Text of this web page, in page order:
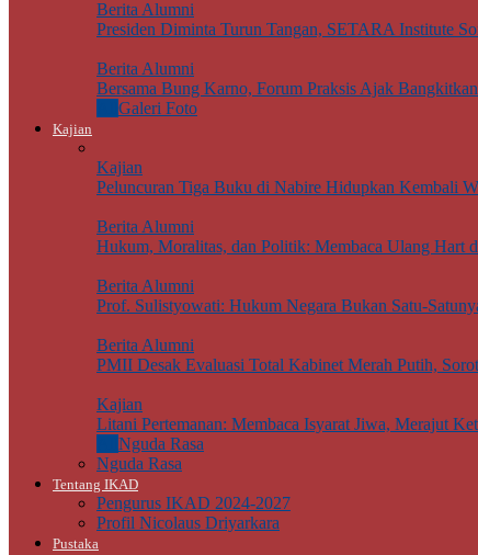
Berita Alumni
Presiden Diminta Turun Tangan, SETARA Institute
Berita Alumni
Bersama Bung Karno, Forum Praksis Ajak
Galeri Foto
Kajian
Kajian
Peluncuran Tiga Buku di Nabire Hidupkan Kembali
Berita Alumni
Hukum, Moralitas, dan Politik: Membaca Ulang Hart
Berita Alumni
Prof. Sulistyowati: Hukum Negara Bukan Satu-
Berita Alumni
PMII Desak Evaluasi Total Kabinet Merah Putih,
Kajian
Litani Pertemanan: Membaca Isyarat Jiwa, Merajut
Nguda Rasa
Nguda Rasa
Tentang IKAD
Pengurus IKAD 2024-2027
Profil Nicolaus Driyarkara
Pustaka